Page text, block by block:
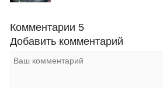
Комментарии 5
Добавить комментарий